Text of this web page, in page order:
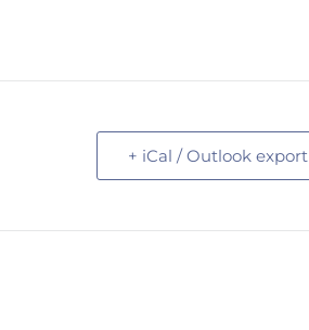
+ iCal / Outlook export